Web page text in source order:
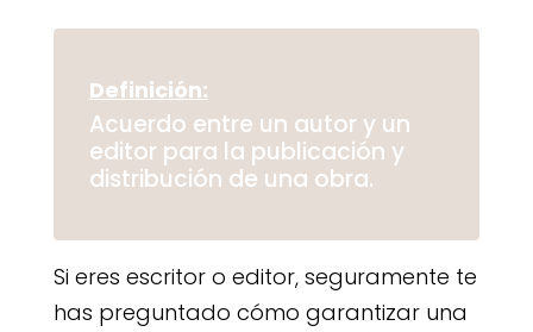
Definición:
Acuerdo entre un autor y un
editor para la publicación y
distribución de una obra.
Si eres escritor o editor, seguramente te
has preguntado cómo garantizar una